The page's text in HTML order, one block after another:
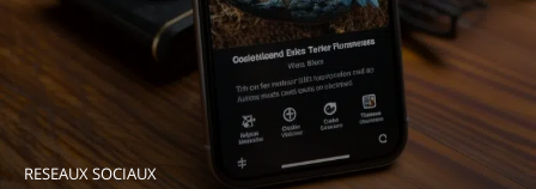
RESEAUX SOCIAUX